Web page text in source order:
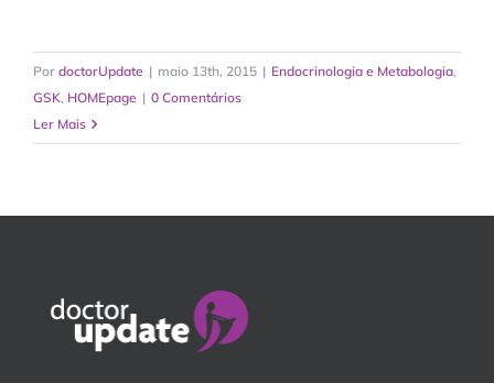
Por doctorUpdate | maio 13th, 2015 | Endocrinologia e Metabologia,
GSK, HOMEpage | 0 Comentários
Ler Mais